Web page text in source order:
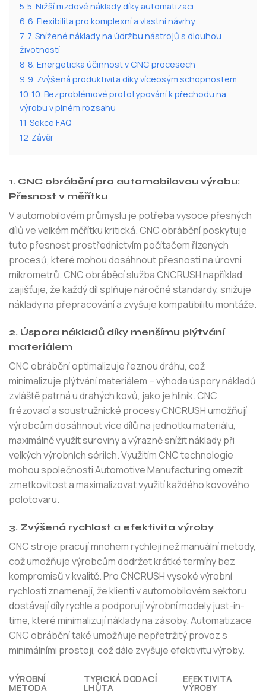
5 5. Nižší mzdové náklady díky automatizaci
6 6. Flexibilita pro komplexní a vlastní návrhy
7 7. Snížené náklady na údržbu nástrojů s dlouhou
životností
8 8. Energetická účinnost v CNC procesech
9 9. Zvýšená produktivita díky víceosým schopnostem
10 10. Bezproblémové prototypování k přechodu na
výrobu v plném rozsahu
11 Sekce FAQ
12 Závěr
1. CNC obrábění pro automobilovou výrobu:
Přesnost v měřítku
V automobilovém průmyslu je potřeba vysoce přesných
dílů ve velkém měřítku kritická. CNC obrábění poskytuje
tuto přesnost prostřednictvím počítačem řízených
procesů, které mohou dosáhnout přesnosti na úrovni
mikrometrů. CNC obráběcí služba CNCRUSH například
zajišťuje, že každý díl splňuje náročné standardy, snižuje
náklady na přepracování a zvyšuje kompatibilitu montáže.
2. Úspora nákladů díky menšímu plýtvání
materiálem
CNC obrábění optimalizuje řeznou dráhu, což
minimalizuje plýtvání materiálem – výhoda úspory nákladů
zvláště patrná u drahých kovů, jako je hliník. CNC
frézovací a soustružnické procesy CNCRUSH umožňují
výrobcům dosáhnout více dílů na jednotku materiálu,
maximálně využít suroviny a výrazně snížit náklady při
velkých výrobních sériích. Využitím CNC technologie
mohou společnosti Automotive Manufacturing omezit
zmetkovitost a maximalizovat využití každého kovového
polotovaru.
3. Zvýšená rychlost a efektivita výroby
CNC stroje pracují mnohem rychleji než manuální metody,
což umožňuje výrobcům dodržet krátké termíny bez
kompromisů v kvalitě. Pro CNCRUSH vysoké výrobní
rychlosti znamenají, že klienti v automobilovém sektoru
dostávají díly rychle a podporují výrobní modely just-in-
time, které minimalizují náklady na zásoby. Automatizace
CNC obrábění také umožňuje nepřetržitý provoz s
minimálními prostoji, což dále zvyšuje efektivitu výroby.
VÝROBNÍ
METODA
TYPICKÁ DODACÍ
LHŮTA
EFEKTIVITA
VÝROBY